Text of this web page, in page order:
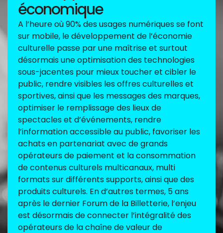
économique
A l’heure où 90% des usages numériques se font
sur mobile, le développement de l’économie
culturelle passe par une maîtrise et surtout
désormais une optimisation des technologies
sous-jacentes pour mieux toucher et cibler le
public, rendre visibles les offres culturelles et
sportives, ainsi que les messages des marques,
optimiser le remplissage des lieux de
spectacles et d’événements, rendre
l’information accessible au public, favoriser les
achats en partenariat avec de grands
opérateurs de paiement et la consommation
de contenus culturels multicanaux, multi
formats sur différents supports, ainsi que des
produits culturels. En d’autres termes, 5 ans
après le dernier Forum de la Billetterie, l’enjeu
est désormais de connecter l’intégralité des
opérateurs de la chaîne de valeur de